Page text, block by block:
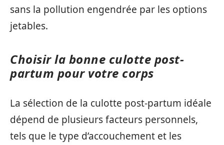
sans la pollution engendrée par les options
jetables.
Choisir la bonne culotte post-
partum pour votre corps
La sélection de la culotte post-partum idéale
dépend de plusieurs facteurs personnels,
tels que le type d’accouchement et les